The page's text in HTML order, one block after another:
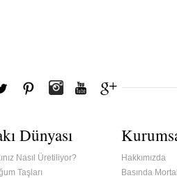
Dünyası
Nasıl Üretiliyor?
Taşları
Hakkımızda
Basında